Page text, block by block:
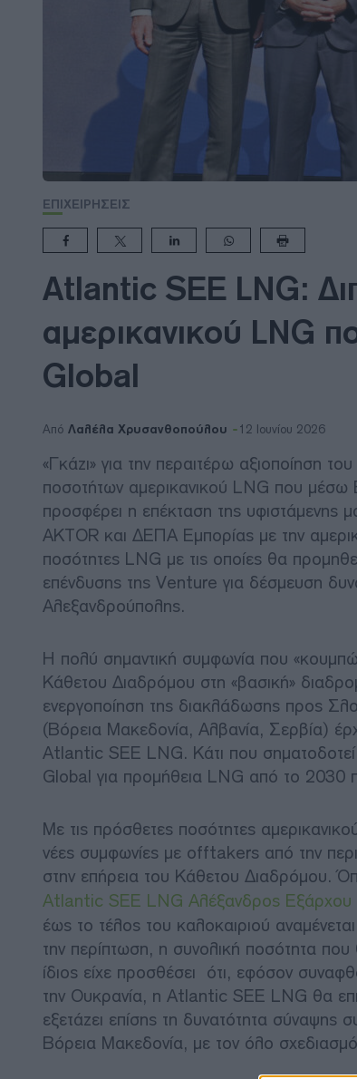
ΕΠΙΧΕΙΡΗΣΕΙΣ
Atlantic SEE LNG:
αμερικανικού LNG
Global
Από Λαλέλα Χρυσανθοπούλου 12 Ιουνίου 2026
«Γκάζι» για την περαιτέρω αξιοποίηση
ποσοτήτων αμερικανικού LNG που μέσω
προσφέρει η επέκταση της υφιστάμενης
AKTOR και ΔΕΠΑ Εμπορίας με την
ποσότητες LNG με τις οποίες θα
επένδυσης της Venture για δέσμευση
Αλεξανδρούπολης.
Η πολύ σημαντική συμφωνία που
Κάθετου Διαδρόμου στη «βασική»
ενεργοποίηση της διακλάδωσης προς
(Βόρεια Μακεδονία, Αλβανία, Σερβία)
Atlantic SEE LNG. Κάτι που
Global για προμήθεια LNG από το 2030
Με τις πρόσθετες ποσότητες
νέες συμφωνίες με offtakers από την
στην επήρεια του Κάθετου Διαδρόμου.
Atlantic SEE LNG Αλέξανδρος Εξάρχου
έως το τέλος του καλοκαιριού
την περίπτωση, η συνολική ποσότητα
ίδιος είχε προσθέσει ότι, εφόσον
την Ουκρανία, η Atlantic SEE LNG θα
εξετάζει επίσης τη δυνατότητα
Βόρεια Μακεδονία, με τον όλο